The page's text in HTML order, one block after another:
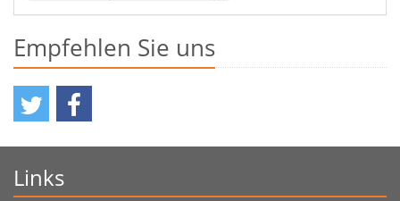
Empfehlen Sie uns
Links